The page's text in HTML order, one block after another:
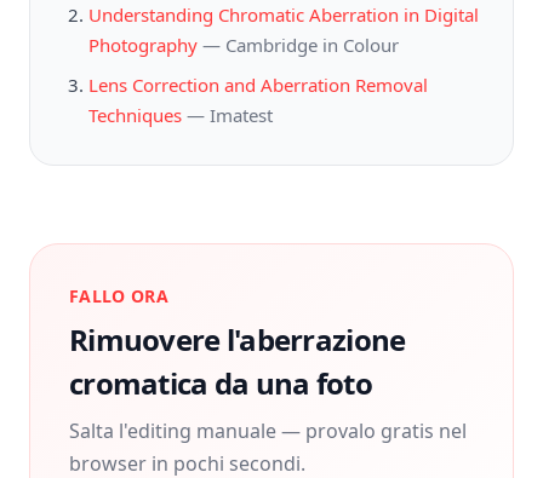
Understanding Chromatic Aberration in Digital
Photography — Cambridge in Colour
Lens Correction and Aberration Removal
Techniques — Imatest
FALLO ORA
Rimuovere l'aberrazione
cromatica da una foto
Salta l'editing manuale — provalo gratis nel
browser in pochi secondi.